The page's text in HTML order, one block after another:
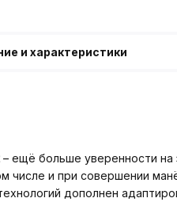
и характеристики
– ещё больше уверенности на
числе и при совершении
дополнен